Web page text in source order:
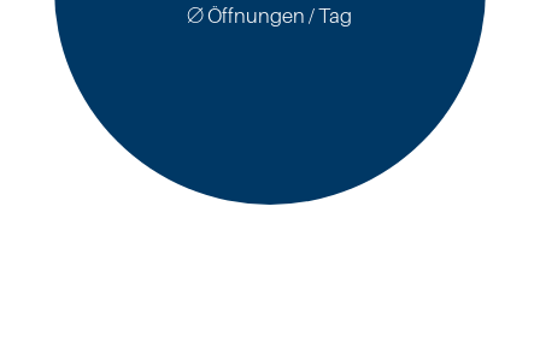
∅ Öffnungen / Tag